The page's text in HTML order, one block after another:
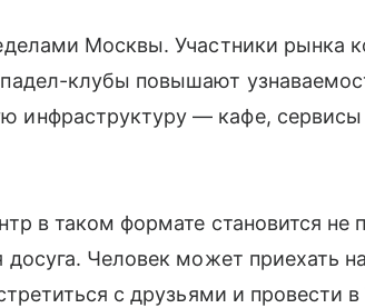
Москвы. Участники рынка
клубы повышают
инфраструктуру — кафе, сервисы
в таком формате становится не
Человек может приехать
с друзьями и провести